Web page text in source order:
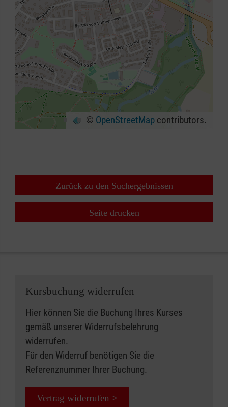
© OpenStreetMap contributors.
Zurück zu den Suchergebnissen
Seite drucken
Kursbuchung widerrufen
Hier können Sie die Buchung Ihres Kurses
gemäß unserer Widerrufsbelehrung
widerrufen.
Für den Widerruf benötigen Sie die
Referenznummer Ihrer Buchung.
Vertrag widerrufen >